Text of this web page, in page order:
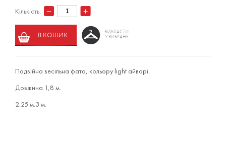
Кількість:
В КОШИК ВІДКЛАСТИ
У ВИБРАНЕ
Подвійна весільна фата, кольору light айворі.
Довжина 1,8 м.
2.25 м.3 м.